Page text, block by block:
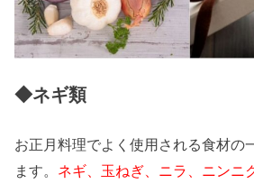
◆ネギ類
お正月料理でよく使用される食材の
ます。 ネギ、玉ねぎ、ニラ、ニンニ